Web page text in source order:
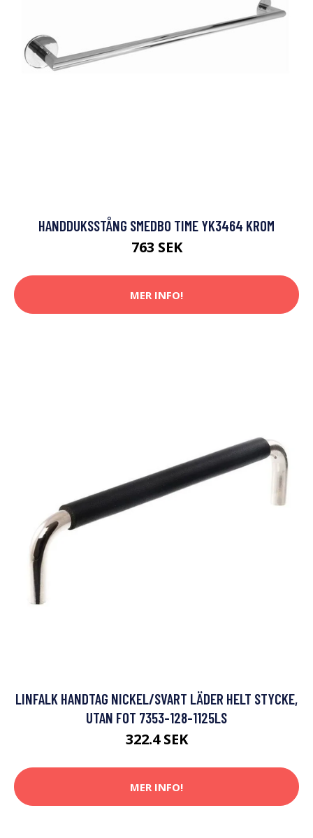
HANDDUKSSTÅNG SMEDBO TIME YK3464 KROM
763 SEK
MER INFO!
LINFALK HANDTAG NICKEL/SVART LÄDER HELT STYCKE,
UTAN FOT 7353-128-1125LS
322.4 SEK
MER INFO!